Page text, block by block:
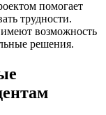
помогает
трудности.
возможность
решения.